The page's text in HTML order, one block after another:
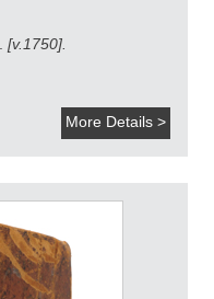
[v.1750].
More Details >